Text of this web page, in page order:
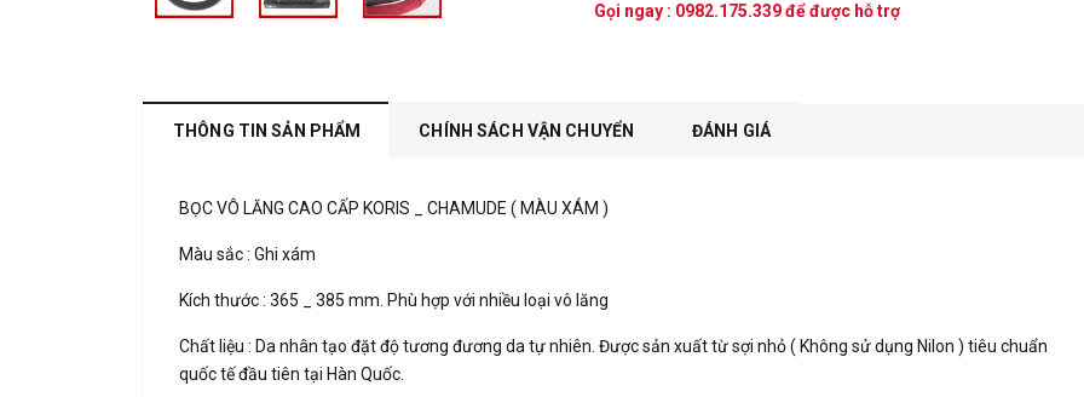
Gọi ngay : 0982.175.339để được hỗ trợ
THÔNG TIN SẢN PHẨM CHÍNH SÁCH VẬN CHUYỂN ĐÁNH GIÁ
BỌC VÔ LĂNG CAO CẤP KORIS _ CHAMUDE ( MÀU XÁM )
Màu sắc : Ghi xám
Kích thước : 365 _ 385 mm. Phù hợp với nhiều loại vô lăng
Chất liệu : Da nhân tạo đặt độ tương đương da tự nhiên. Được sản xuất từ sợi nhỏ ( Không sử dụng Nilon ) tiêu chuẩn
quốc tế đầu tiên tại Hàn Quốc.